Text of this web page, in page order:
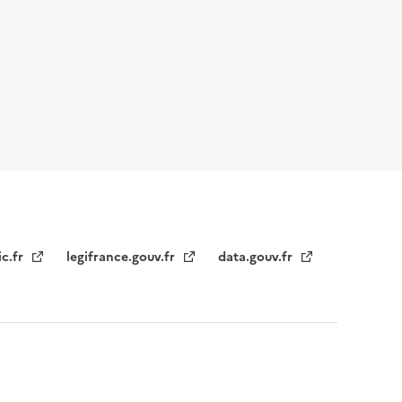
legifrance.gouv.fr data.gouv.fr